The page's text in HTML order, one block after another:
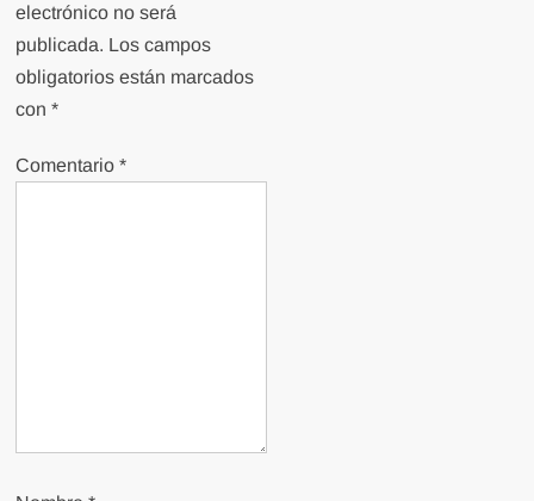
electrónico no será
publicada. Los campos
obligatorios están marcados
con*
Comentario*